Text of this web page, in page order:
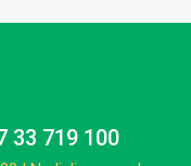
33 719 100